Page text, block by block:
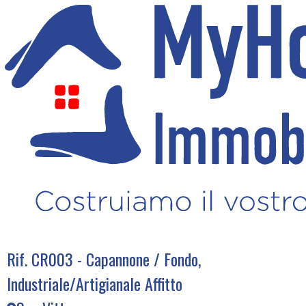
Vendita
Chi Siamo
Servizi
Rif. CR003 - Capannone / Fondo,
Industriale/Artigianale Affitto